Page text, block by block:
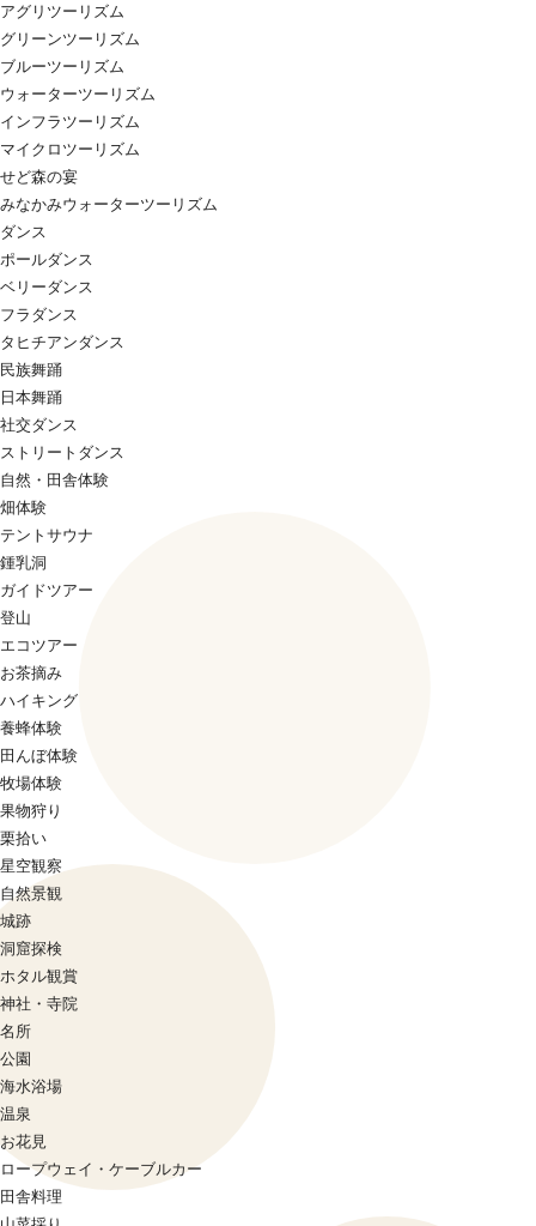
アグリツーリズム
グリーンツーリズム
ブルーツーリズム
ウォーターツーリズム
インフラツーリズム
マイクロツーリズム
せど森の宴
みなかみウォーターツーリズム
ダンス
ポールダンス
ベリーダンス
フラダンス
タヒチアンダンス
民族舞踊
日本舞踊
社交ダンス
ストリートダンス
自然・田舎体験
畑体験
テントサウナ
鍾乳洞
ガイドツアー
登山
エコツアー
お茶摘み
ハイキング
養蜂体験
田んぼ体験
牧場体験
果物狩り
栗拾い
星空観察
自然景観
城跡
洞窟探検
ホタル観賞
神社・寺院
名所
公園
海水浴場
温泉
お花見
ロープウェイ・ケーブルカー
田舎料理